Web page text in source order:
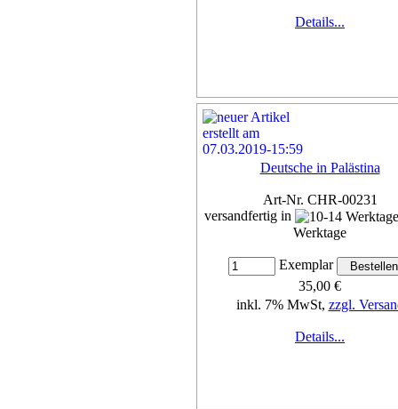
Details...
Deutsche in Palästina
Art-Nr. CHR-00231
versandfertig in
Werktage
Exemplar
35,00 €
inkl. 7% MwSt, zzgl.
Details...